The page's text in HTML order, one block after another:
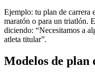
Ejemplo: tu plan de carrera
maratón o para un triatlón.
diciendo: “Necesitamos a
atleta titular”.
Modelos de plan